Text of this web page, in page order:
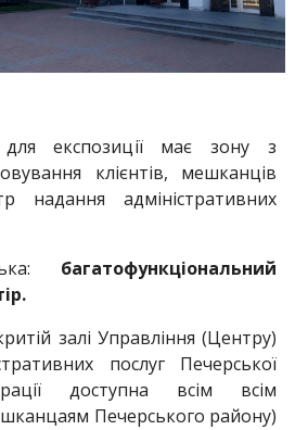
експозиції має зону з
клієнтів, мешканців
адміністративних
багатофункціональний
залі Управління (Центру)
послуг Печерської
доступна всім всім
аям Печерського району)